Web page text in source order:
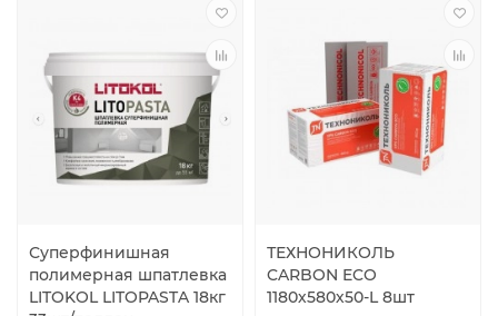
Суперфинишная
полимерная шпатлевка
LITOKOL LITOPASTA 18кг
ТЕХНОНИКОЛЬ
CARBON ECO
1180х580х50-L 8шт